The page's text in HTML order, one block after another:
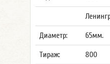
Диаметр: 65мм.
Тираж: 800